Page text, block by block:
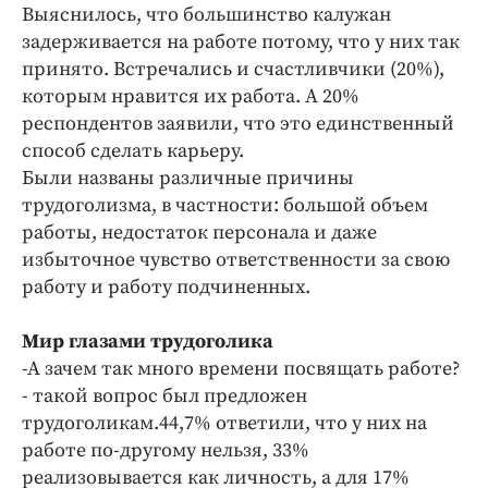
Интересное чтиво
Клиника года
Бренд года
Работодатель года
Выяснилось, что большинство калужан
задерживается на работе потому, что у них так
принято. Встречались и счастливчики (20%),
которым нравится их работа. А 20%
респондентов заявили, что это единственный
способ сделать карьеру.
Были названы различные причины
трудоголизма, в частности: большой объем
работы, недостаток персонала и даже
избыточное чувство ответственности за свою
работу и работу подчиненных.
Мир глазами трудоголика
-А зачем так много времени посвящать работе?
- такой вопрос был предложен
трудоголикам.44,7% ответили, что у них на
работе по-другому нельзя, 33%
реализовывается как личность, а для 17%